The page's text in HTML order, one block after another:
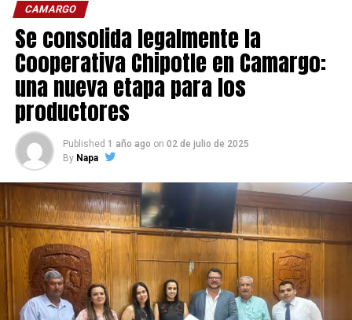
CAMARGO
Se consolida legalmente la
Cooperativa Chipotle en Camargo:
una nueva etapa para los
productores
Published 1 año ago on 02 de julio de 2025
By Napa